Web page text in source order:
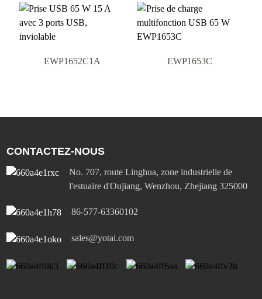
EWP1652C1A EWP1653C
CONTACTEZ-NOUS
No. 707, route Linghua, zone industrielle de
l'estuaire d'Oujiang, Wenzhou, Zhejiang 325000
86-577-63360102
sales@yotai.com